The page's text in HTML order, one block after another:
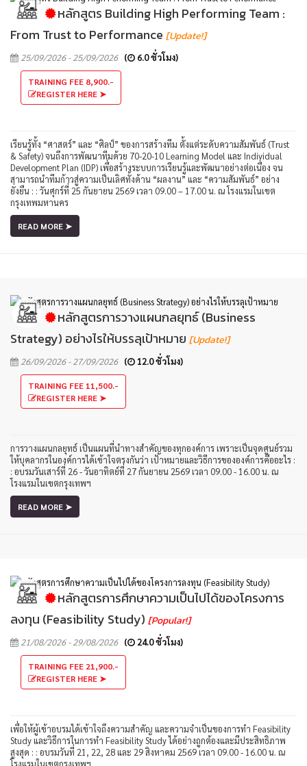
หลักสูตร Building High Performing Team :
From Trust to Performance [Update!]
25/09/2026 - 25/09/2026 ( 6.0 ชั่วโมง)
TRAINING FEE 8,900.-
REGISTER HERE ➤
เรียนรู้ทั้ง “ศาสตร์” และ “ศิลป์” ของการสร้างทีม ตั้งแต่ระดับความสัมพันธ์ (Trust
& Safety) จนถึงการพัฒนาทีมด้วย 70-20-10 Learning Model และ Individual
Development Plan (IDP) เพื่อสร้างระบบการเรียนรู้และพัฒนาอย่างต่อเนื่อง จน
สามารถนำทีมก้าวสู่ความเป็นเลิศทั้งด้าน “ผลงาน” และ “ความสัมพันธ์” อย่าง
ยั่งยืน : : วันศุกร์ที่ 25 กันยายน 2569 เวลา 09.00 – 17.00 น. ณ โรงแรมในเขต
กรุงเทพมหานคร
READ MORE ➤
หลักสูตรการวางแผนกลยุทธ์ (Business
Strategy) อย่างไรให้บรรลุเป้าหมาย [Update!]
26/09/2026 - 27/09/2026 ( 12.0 ชั่วโมง)
TRAINING FEE 11,500.-
REGISTER HERE ➤
การวางแผนกลยุทธ์ เป็นแผนที่นำทางสำคัญของทุกองค์การ เพราะเป็นจุดศูนย์รวม
ให้บุคลากรในองค์การได้เข้าใจตรงกันว่า เป้าหมายและวิธีการขององค์การคืออะไร :
: อบรมวันเสาร์ที่ 26 - วันอาทิตย์ที่ 27 กันยายน 2569 เวลา 09.00 - 16.00 น. ณ
โรงแรมในเขตกรุงเทพฯ
READ MORE ➤
หลักสูตรการศึกษาความเป็นไปได้ของโครงการ
ลงทุน (Feasibility Study) [Popular!]
21/08/2026 - 29/08/2026 ( 24.0 ชั่วโมง)
TRAINING FEE 21,900.-
REGISTER HERE ➤
เพื่อให้ผู้เข้าอบรมได้เข้าใจถึงความสำคัญ และความจำเป็นของการทำ Feasibility
Study และวิธีการในการทำ Feasibility Study ได้อย่างถูกต้องและมีประสิทธิภาพ
สูงสุด : : อบรมวันที่ 21, 22, 28 และ 29 สิงหาคม 2569 เวลา 09.00 - 16.00 น. ณ
โรงแรมในเขตกรุงเทพฯ